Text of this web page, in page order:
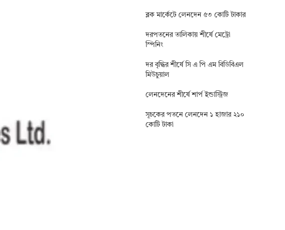
ব্লক মার্কেটে লেনদেন ৫৩ কোটি টাকার
দরপতনের তালিকায় শীর্ষে মেট্রো
স্পিনিং
দর বৃদ্ধির শীর্ষে সি এ পি এম বিডিবিএল
মিউচুয়াল
লেনদেনের শীর্ষে শার্প ইন্ডাস্ট্রিজ
সূচকের পতনে লেনদেন ১ হাজার ২১০
কোটি টাকা